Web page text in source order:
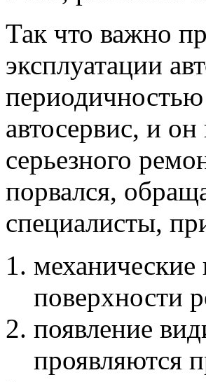
Так что важно
эксплуатации
периодичностью
автосервис, и
серьезного
порвался,
специалисты,
поверхности
появление
проявляются